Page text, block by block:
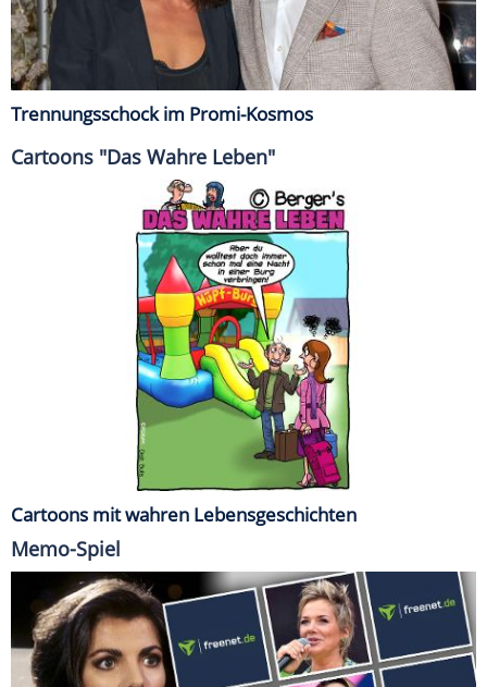
Trennungsschock im Promi-Kosmos
Cartoons "Das Wahre Leben"
Cartoons mit wahren Lebensgeschichten
Memo-Spiel